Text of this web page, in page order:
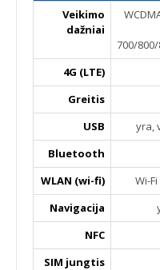
Veikimo
dažniai
700/
4G (LTE)
Greitis
USB
yra,
Bluetooth
WLAN (wi-fi)
Wi-
Navigacija
NFC
SIM jungtis